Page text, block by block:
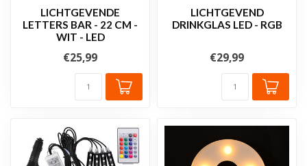
LICHTGEVENDE
LETTERS BAR - 22 CM -
WIT - LED
€25,99
LICHTGEVEND
DRINKGLAS LED - RGB
€29,99